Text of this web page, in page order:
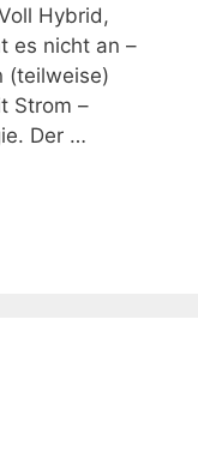
Hybrid,
es nicht an –
(teilweise)
Strom –
Der …